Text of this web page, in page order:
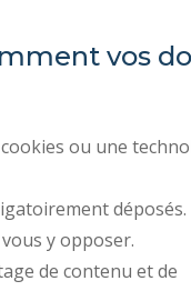
ORGANIGRAMAS
CONTRATACIÓN
SALA DE PRENSA
CONTACTOS
vos
ou une
déposés.
y opposer.
de contenu et de